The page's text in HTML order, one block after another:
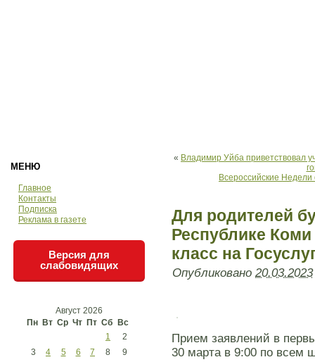
МЕНЮ
Главное
Контакты
Подписка
Реклама в газете
Версия для
слабовидящих
Август 2026
Пн Вт Ср Чт Пт Сб Вс
1
2
3
4 5 6 7 8
9
« Владимир Уйба приветствовал
Всероссийские
Для родителей
Республике
класс на
Опубликовано 20.03.2023
Прием заявлений в
30 марта в 9:00 по всем